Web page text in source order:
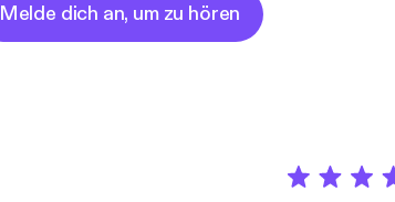
Melde dich an, um zu hören